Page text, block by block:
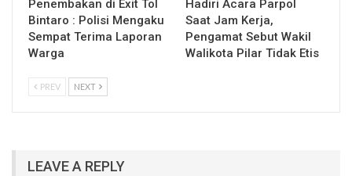
Penembakan di Exit Tol
Bintaro : Polisi Mengaku
Sempat Terima Laporan
Warga
Hadiri Acara Parpol
Saat Jam Kerja,
Pengamat Sebut Wakil
Walikota Pilar Tidak Etis
PREV NEXT
LEAVE A REPLY